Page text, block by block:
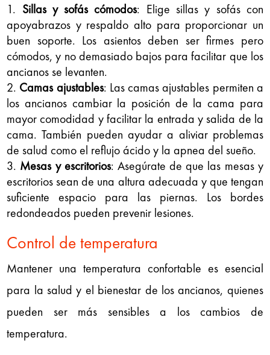
Sillas y sofás cómodos: Elige sillas y sofás con
apoyabrazos y respaldo alto para proporcionar un
buen soporte. Los asientos deben ser firmes pero
cómodos, y no demasiado bajos para facilitar que los
ancianos se levanten.
Camas ajustables: Las camas ajustables permiten a
los ancianos cambiar la posición de la cama para
mayor comodidad y facilitar la entrada y salida de la
cama. También pueden ayudar a aliviar problemas
de salud como el reflujo ácido y la apnea del sueño.
Mesas y escritorios: Asegúrate de que las mesas y
escritorios sean de una altura adecuada y que tengan
suficiente espacio para las piernas. Los bordes
redondeados pueden prevenir lesiones.
Control de temperatura
Mantener una temperatura confortable es esencial
para la salud y el bienestar de los ancianos, quienes
pueden ser más sensibles a los cambios de
temperatura.